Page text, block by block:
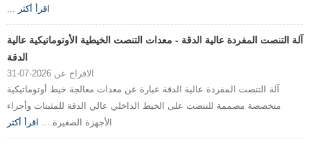
... اقرأ أكثر
آلة التنصت المفردة عالية الدقة - معدات التنصت الخيطية الأوتوماتيكية عالية
الدقة
الافراج عن 2026-07-31
آلة التنصت المفردة عالية الدقة عبارة عن معدات معالجة خيط أوتوماتيكية
متخصصة مصممة للتنصت على الخيط الداخلي عالي الدقة للمثبتات وأجزاء
الأجهزة الصغيرة.... اقرأ أكثر